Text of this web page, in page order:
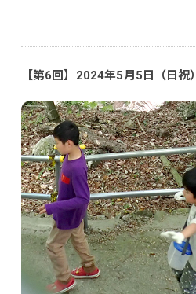
【第6回】2024年5月5日（日祝）